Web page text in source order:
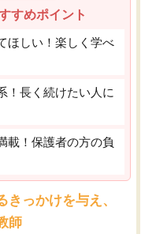
すめポイント
ほしい！楽しく学べ
！長く続けたい人に
載！保護者の方の負
っかけを与え、
師